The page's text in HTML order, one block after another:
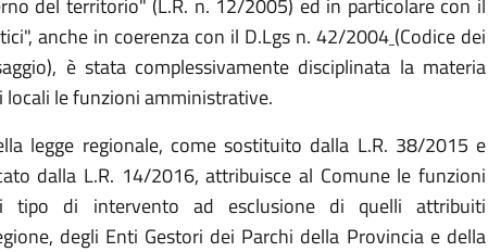
del territorio" (L.R. n. 12/2005) ed in particolare con il
anche in coerenza con il D.Lgs n. 42/2004 (Codice dei
è stata complessivamente disciplinata la materia
le funzioni amministrative.
legge regionale, come sostituito dalla L.R. 38/2015 e
dalla L.R. 14/2016, attribuisce al Comune le funzioni
tipo di intervento ad esclusione di quelli attribuiti
degli Enti Gestori dei Parchi della Provincia e della